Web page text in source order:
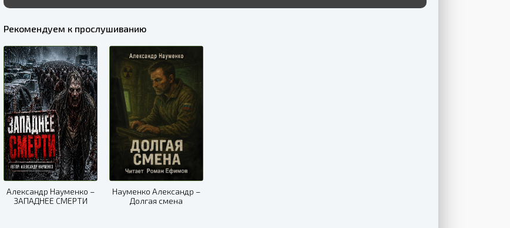
Рекомендуем к прослушиванию
Александр Науменко –
ЗАПАДНЕЕ СМЕРТИ
Науменко Александр –
Долгая смена